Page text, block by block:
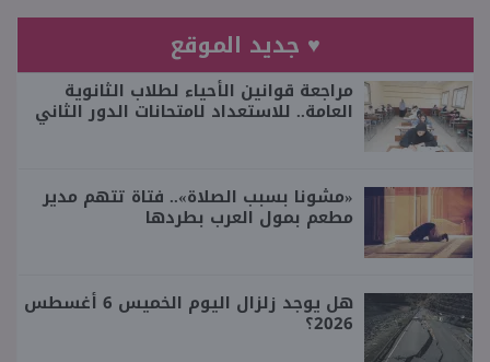
♥ جديد الموقع
مراجعة قوانين الأحياء لطلاب الثانوية
العامة.. للاستعداد لامتحانات الدور الثاني
«مشونا بسبب الصلاة».. فتاة تتهم مدير
مطعم بمول العرب بطردها
هل يوجد زلزال اليوم الخميس 6 أغسطس
2026؟